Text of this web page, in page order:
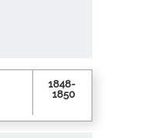
1848-
1850